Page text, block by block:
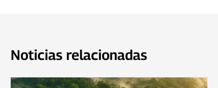
Noticias relacionadas